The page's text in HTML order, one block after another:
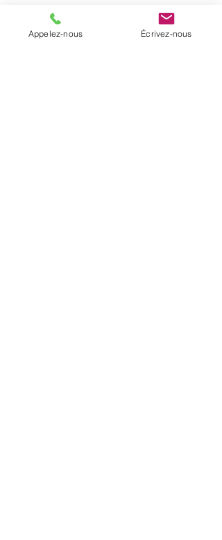
Appelez-nous Écrivez-nous